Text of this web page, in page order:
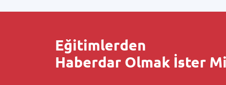
Eğitimlerden
Haberdar Olmak İster